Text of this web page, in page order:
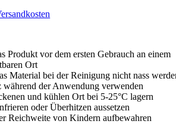
Produkt vor dem ersten Gebrauch an einem
Ort
Material bei der Reinigung nicht nass
während der Anwendung verwenden
und kühlen Ort bei 5-25°C lagern
oder Überhitzen aussetzen
Reichweite von Kindern aufbewahren